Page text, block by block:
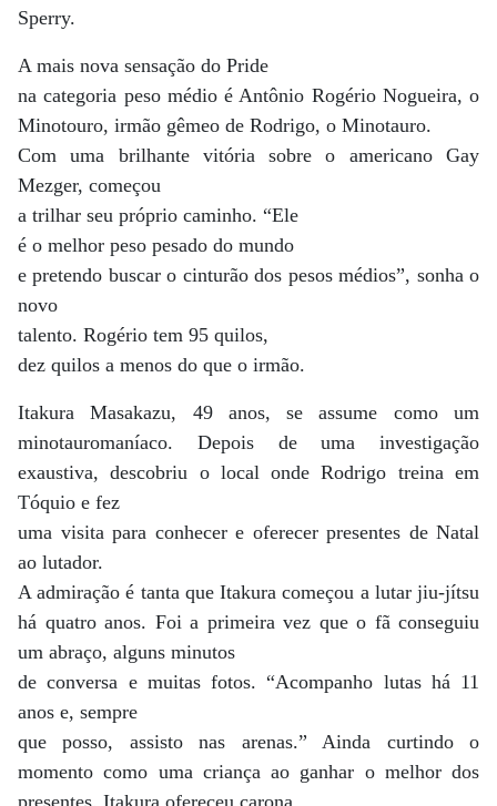
Sperry.
A mais nova sensação do Pride
na categoria peso médio é Antônio Rogério Nogueira, o
Minotouro, irmão gêmeo de Rodrigo, o Minotauro.
Com uma brilhante vitória sobre o americano Gay
Mezger, começou
a trilhar seu próprio caminho. “Ele
é o melhor peso pesado do mundo
e pretendo buscar o cinturão dos pesos médios”, sonha o
novo
talento. Rogério tem 95 quilos,
dez quilos a menos do que o irmão.
Itakura Masakazu, 49 anos, se assume como um
minotauromaníaco. Depois de uma investigação
exaustiva, descobriu o local onde Rodrigo treina em
Tóquio e fez
uma visita para conhecer e oferecer presentes de Natal
ao lutador.
A admiração é tanta que Itakura começou a lutar jiu-jítsu
há quatro anos. Foi a primeira vez que o fã conseguiu
um abraço, alguns minutos
de conversa e muitas fotos. “Acompanho lutas há 11
anos e, sempre
que posso, assisto nas arenas.” Ainda curtindo o
momento como uma criança ao ganhar o melhor dos
presentes, Itakura ofereceu carona